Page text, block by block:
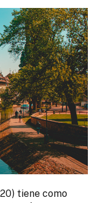
tiene como